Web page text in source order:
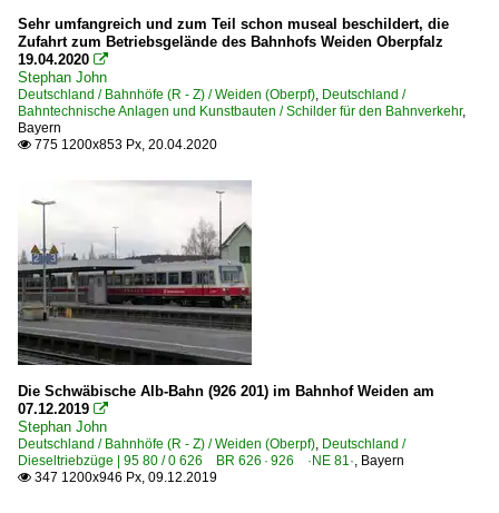
Sehr umfangreich und zum Teil schon museal beschildert, die
Zufahrt zum Betriebsgelände des Bahnhofs Weiden Oberpfalz
19.04.2020 
Stephan John
Deutschland / Bahnhöfe (R - Z) / Weiden (Oberpf), Deutschland /
Bahntechnische Anlagen und Kunstbauten / Schilder für den Bahnverkehr,
Bayern
 775 1200x853 Px, 20.04.2020
Die Schwäbische Alb-Bahn (926 201) im Bahnhof Weiden am
07.12.2019 
Stephan John
Deutschland / Bahnhöfe (R - Z) / Weiden (Oberpf), Deutschland /
Dieseltriebzüge | 95 80 / 0 626 BR 626 · 926 ·NE 81·, Bayern
 347 1200x946 Px, 09.12.2019